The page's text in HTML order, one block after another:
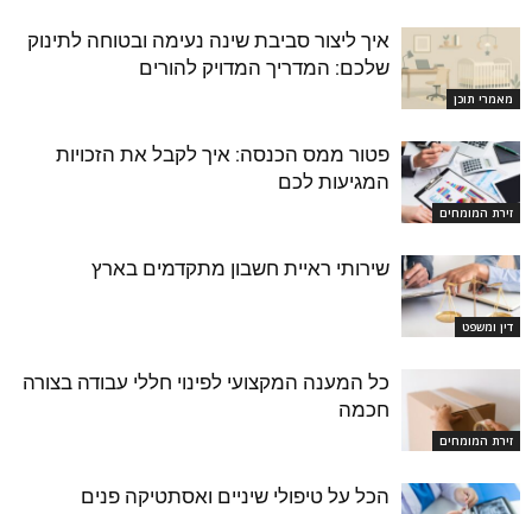
מאמרי תוכן
איך ליצור סביבת שינה נעימה ובטוחה לתינוק
שלכם: המדריך המדויק להורים
זירת המומחים
פטור ממס הכנסה: איך לקבל את הזכויות
המגיעות לכם
דין ומשפט
שירותי ראיית חשבון מתקדמים בארץ
זירת המומחים
כל המענה המקצועי לפינוי חללי עבודה בצורה
חכמה
הכל על טיפולי שיניים ואסתטיקה פנים